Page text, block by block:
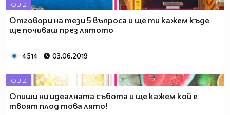
QUIZ
Отговори на тези 5 въпроса и ще ти кажем къде
ще почиваш през лятото
4 514 03.06.2019
QUIZ
Опиши ни идеалната събота и ще кажем кой е
твоят плод това лято!